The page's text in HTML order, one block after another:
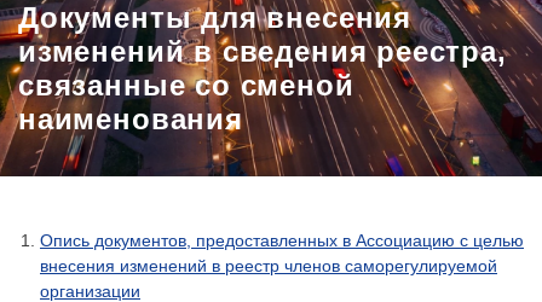
Документы для внесения
изменений в сведения реестра,
связанные со сменой
наименования
Опись документов, предоставленных в Ассоциацию с целью
внесения изменений в реестр членов саморегулируемой
организации